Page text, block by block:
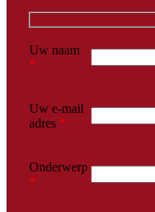
Uw naam
*
Uw e-mail
adres *
Onderwerp
*